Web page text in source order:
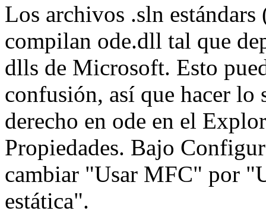
Los archivos .sln
compilan ode.dll tal que
dlls de Microsoft. Esto
confusión, así que hacer
derecho en ode en el
Propiedades. Bajo
cambiar "Usar MFC" por
estática".